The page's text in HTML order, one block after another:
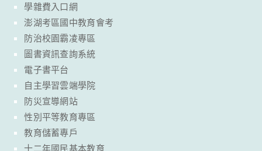
學雜費入口網
澎湖考區國中教育會考
防治校園霸凌專區
圖書資訊查詢系統
電子書平台
自主學習雲端學院
防災宣導網站
性別平等教育專區
教育儲蓄專戶
十二年國民基本教育